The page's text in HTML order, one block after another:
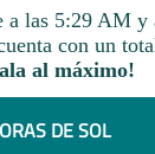
a las 5:29 AM y
con un
al máximo!
DE SOL